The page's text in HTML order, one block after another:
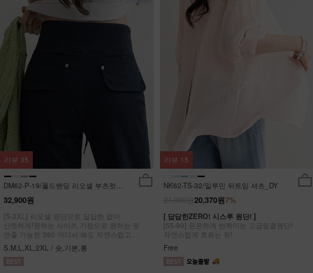
DM62-P-19/폴드밴딩 리오셀 부츠컷팬
츠_HR
32,900원
[S-2XL] 리오셀 원단으로 답답한 없이
산뜻하게!원하는 사이즈,기장으로 원하는 핏
연출 가능한 360 어디서 봐도 자연스럽고
균형잡힌 부츠컷 팬츠
S,M,L,XL,2XL / 숏,기본,롱
리뷰 35
NK62-TS-32/일루민 뒤트임 셔츠_DY
7%
20,370원
[ 답답한ZERO! 시스루 원단! ]
[55-99] 은은하게 반짝이는 고급링클원단!
자연스럽게 흐르는 핏!
Free
리뷰 15